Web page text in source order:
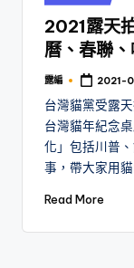
in
2021露天
曆、春聯
Posted
露編 2021-
台灣貓黨受露
台灣貓年紀念
化」包括川普
事，帶大家用
Read More